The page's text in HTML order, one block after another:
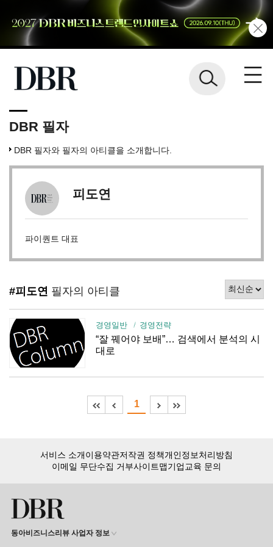
DBR 필자
DBR 필자와 필자의 아티클을 소개합니다.
피도연
파이퀀트 대표
#피도연 필자의 아티클
경영일반 경영전략
“잘 꿰어야 보배”… 검색에서 분석의 시
대로
1
서비스 소개이용약관저작권 정책개인정보처리방침
이메일 무단수집 거부사이트맵기업교육 문의
동아비즈니스리뷰 사업자 정보